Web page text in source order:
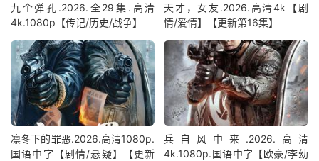
九个弹孔.2026.全29集.高清
4k.1080p【传记/历史/战争】
天才，女友.2026.高清4k【剧
情/爱情】【更新第16集】
凛冬下的罪恶.2026.高清1080p.
国语中字【剧情/悬疑】【更新
兵自风中来‎.2026.高清
4k.1080p.国语中字【欧豪/李幼